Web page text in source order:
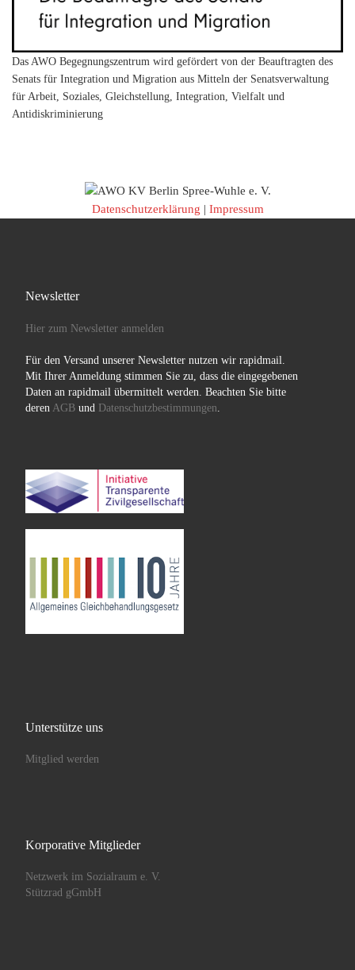
Das AWO Begegnungszentrum wird gefördert von der Beauftragten des
Senats für Integration und Migration aus Mitteln der Senatsverwaltung
für Arbeit, Soziales, Gleichstellung, Integration, Vielfalt und
Antidiskriminierung
Datenschutzerklärung | Impressum
Newsletter
Hier zum Newsletter anmelden
Für den Versand unserer Newsletter nutzen wir rapidmail.
Mit Ihrer Anmeldung stimmen Sie zu, dass die eingegebenen
Daten an rapidmail übermittelt werden. Beachten Sie bitte
deren AGBund Datenschutzbestimmungen
Unterstütze uns
Mitglied werden
Korporative Mitglieder
Netzwerk im Sozialraum e. V.
Stützrad gGmbH